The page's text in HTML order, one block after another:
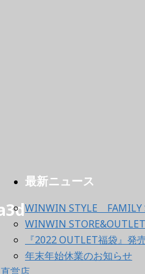
最新ニュース
WINWIN STYLE FAMILY
WINWIN
『2022 OUTLET福袋』発
年末年始休業のお知らせ